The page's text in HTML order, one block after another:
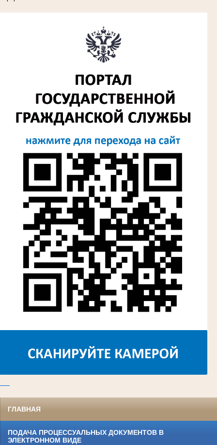
ГЛАВНАЯ
ПОДАЧА ПРОЦЕССУАЛЬНЫХ ДОКУМЕНТОВ В
ЭЛЕКТРОННОМ ВИДЕ